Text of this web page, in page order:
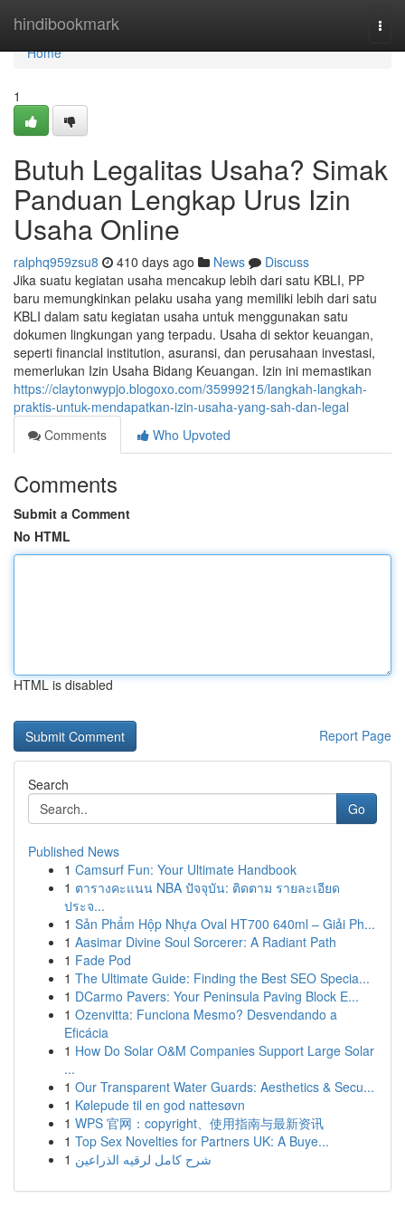
hindibookmark
Home
Home
1
Butuh Legalitas Usaha? Simak
Panduan Lengkap Urus Izin
Usaha Online
ralphq959zsu8 410 days ago News
Discuss
Jika suatu kegiatan usaha mencakup lebih dari satu KBLI, PP
baru memungkinkan pelaku usaha yang memiliki lebih dari satu
KBLI dalam satu kegiatan usaha untuk menggunakan satu
dokumen lingkungan yang terpadu. Usaha di sektor keuangan,
seperti financial institution, asuransi, dan perusahaan investasi,
memerlukan Izin Usaha Bidang Keuangan. Izin ini memastikan
https://claytonwypjo.blogoxo.com/35999215/langkah-langkah-
praktis-untuk-mendapatkan-izin-usaha-yang-sah-dan-legal
Comments
Who Upvoted
Comments
Submit a Comment
No HTML
HTML is disabled
Report Page
Search
Go
Published News
1 Camsurf Fun: Your Ultimate Handbook
1 ตารางคะแนน NBA ปัจจุบัน: ติดตาม รายละเอียด
ประจ...
1 Sản Phẩm Hộp Nhựa Oval HT700 640ml – Giải Ph...
1 Aasimar Divine Soul Sorcerer: A Radiant Path
1 Fade Pod
1 The Ultimate Guide: Finding the Best SEO Specia...
1 DCarmo Pavers: Your Peninsula Paving Block E...
1 Ozenvitta: Funciona Mesmo? Desvendando a
Eficácia
1 How Do Solar O&M Companies Support Large Solar
...
1 Our Transparent Water Guards: Aesthetics & Secu...
1 Kølepude til en god nattesøvn
1 WPS 官网：copyright、使用指南与最新资讯
1 Top Sex Novelties for Partners UK: A Buye...
1 شرح كامل لرقيه الذراعين